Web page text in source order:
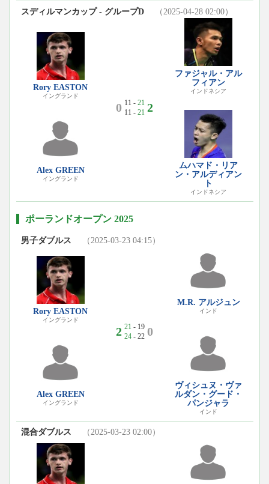
スディルマンカップ - グループD （2025-04-28 02:00）
Rory EASTON
イングランド
Alex GREEN
イングランド
0 11 - 21
11 - 21 2
ファジャル・アル
フィアン
インドネシア
ムハマド・リア
ン・アルディアン
ト
インドネシア
ポーランドオープン 2025
男子ダブルス （2025-03-23 04:15）
Rory EASTON
イングランド
Alex GREEN
イングランド
2 21 - 19
24- 22 0
M.R. アルジュン
インド
ヴィシュヌ・ヴァ
ルダン・グード・
パンジャラ
インド
混合ダブルス （2025-03-23 02:00）